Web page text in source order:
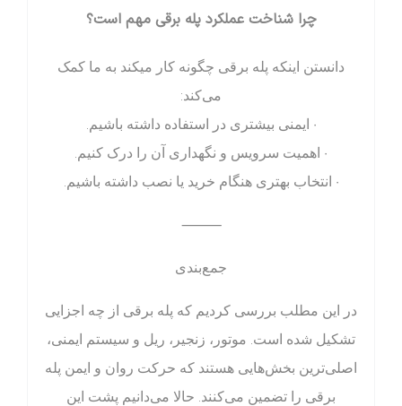
چرا شناخت عملکرد پله برقی مهم است؟
دانستن اینکه پله برقی چگونه کار میکند به ما کمک
می‌کند:
• ایمنی بیشتری در استفاده داشته باشیم.
• اهمیت سرویس و نگهداری آن را درک کنیم.
• انتخاب بهتری هنگام خرید یا نصب داشته باشیم.
⸻
جمع‌بندی
در این مطلب بررسی کردیم که پله برقی از چه اجزایی
تشکیل شده است. موتور، زنجیر، ریل و سیستم ایمنی،
اصلی‌ترین بخش‌هایی هستند که حرکت روان و ایمن پله
برقی را تضمین می‌کنند. حالا می‌دانیم پشت این